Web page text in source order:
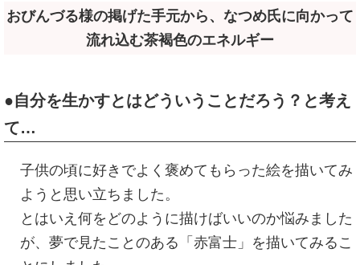
おびんづる様の掲げた手元から、なつめ氏に向かって
流れ込む茶褐色のエネルギー
●自分を生かすとはどういうことだろう？と考え
て…
子供の頃に好きでよく褒めてもらった絵を描いてみ
ようと思い立ちました。
とはいえ何をどのように描けばいいのか悩みました
が、夢で見たことのある「赤富士」を描いてみるこ